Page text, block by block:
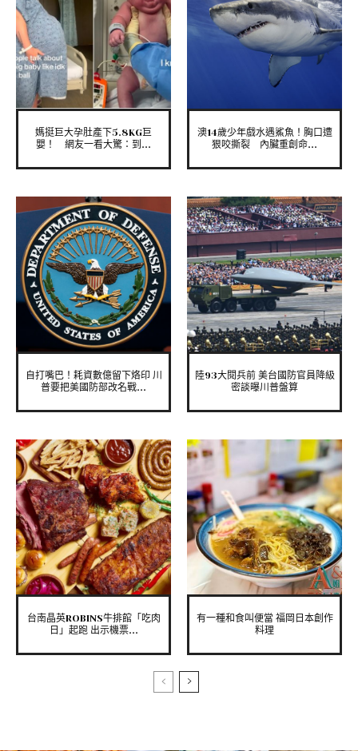
媽挺巨大孕肚產下5.8KG巨
嬰！ 網友一看大驚：到...
澳14歲少年戲水遇鯊魚！胸口遭
狠咬撕裂 內臟重創命...
自打嘴巴！耗資數億留下烙印 川
普要把美國防部改名戰...
陸93大閱兵前 美台國防官員降級
密談曝川普盤算
台南晶英ROBINS牛排館「吃肉
日」起跑 出示機票...
有一種和食叫便當 福岡日本創作
料理